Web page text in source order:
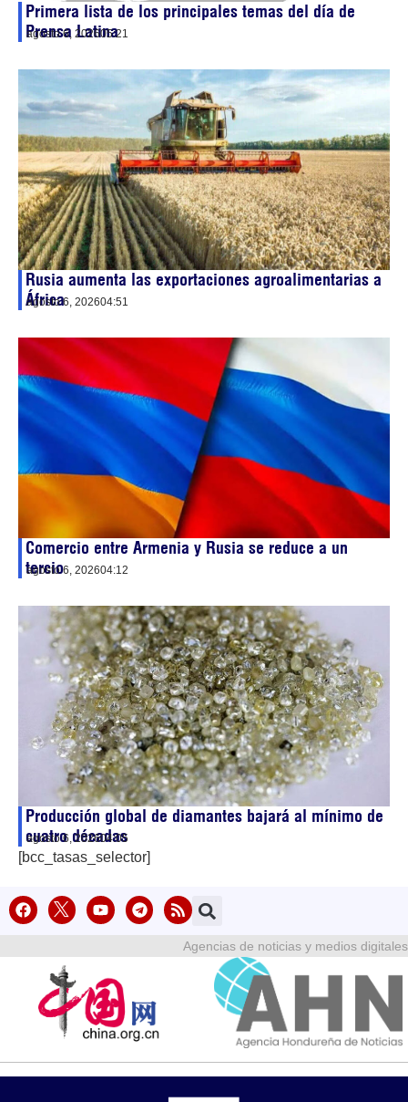
Primera lista de los principales temas del día de
Prensa Latina
agosto 6, 202605:21
Rusia aumenta las exportaciones agroalimentarias a
África
agosto 6, 202604:51
Comercio entre Armenia y Rusia se reduce a un
tercio
agosto 6, 202604:12
Producción global de diamantes bajará al mínimo de
cuatro décadas
agosto 6, 202604:05
[bcc_tasas_selector]
Agencias de noticias y medios digitales